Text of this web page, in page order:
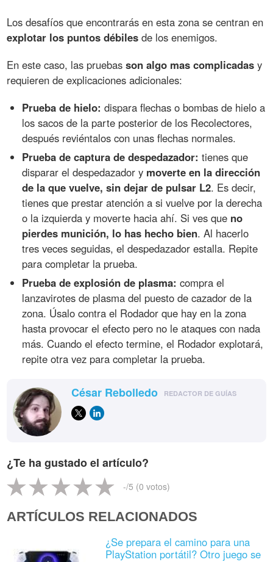
Los desafíos que encontrarás en esta zona se centran en
explotar los puntos débiles de los enemigos.
En este caso, las pruebasson algo mas complicadas y
requieren de explicaciones adicionales:
Prueba de hielo: dispara flechas o bombas de hielo a
los sacos de la parte posterior de los Recolectores,
después reviéntalos con unas flechas normales.
Prueba de captura de despedazador: tienes que
disparar el despedazador y moverte en la dirección
de la que vuelve, sin dejar de pulsar L2. Es decir,
tienes que prestar atención a si vuelve por la derecha
o la izquierda y moverte hacia ahí. Si ves que no
pierdes munición, lo has hecho bien. Al hacerlo
tres veces seguidas, el despedazador estalla. Repite
para completar la prueba.
Prueba de explosión de plasma: compra el
lanzavirotes de plasma del puesto de cazador de la
zona. Úsalo contra el Rodador que hay en la zona
hasta provocar el efecto pero no le ataques con nada
más. Cuando el efecto termine, el Rodador explotará,
repite otra vez para completar la prueba.
César Rebolledo REDACTOR DE GUÍAS
¿Te ha gustado el artículo?
-/5 (0 votos)
ARTÍCULOS RELACIONADOS
¿Se prepara el camino para una
PlayStation portátil? Otro juego se